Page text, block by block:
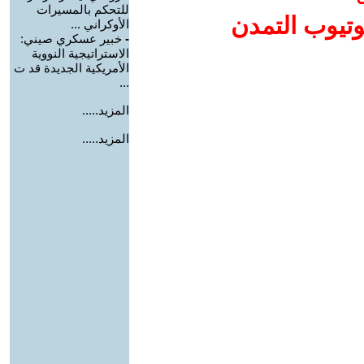
التمدن
للتحكم بالمسيرات
الأوكراني ...
- خبير عسكري صيني:
الاستراتيجية النووية
الأمريكية الجديدة قد ت
...
المزيد.....
المزيد.....